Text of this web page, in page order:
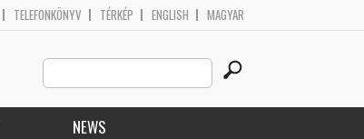
TELEFONKÖNYV TÉRKÉP ENGLISH MAGYAR
Search
this
site
NEWS